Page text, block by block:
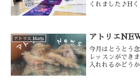
くれました♪Hく
しい…😇）にじみ
アトリエ Maru アトリエ
今月はとうとう
レッスンができ
入れれるかどう